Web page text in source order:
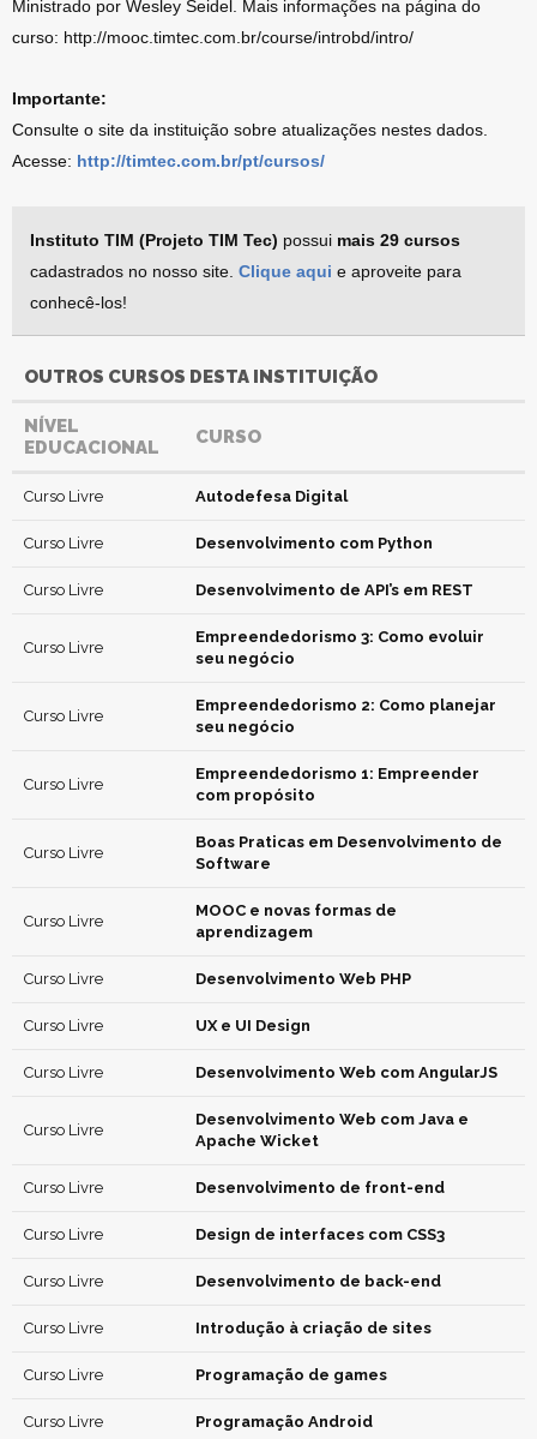
Ministrado por Wesley Seidel. Mais informações na página do
curso: http://mooc.timtec.com.br/course/introbd/intro/
Importante:
Consulte o site da instituição sobre atualizações nestes dados.
Acesse: http://timtec.com.br/pt/cursos/
Instituto TIM (Projeto TIM Tec) possui mais 29 cursos
cadastrados no nosso site. Clique aqui e aproveite para
conhecê-los!
OUTROS CURSOS DESTA INSTITUIÇÃO
NÍVEL
EDUCACIONAL
CURSO
Curso Livre Autodefesa Digital
Curso Livre Desenvolvimento com Python
Curso Livre Desenvolvimento de API’s em REST
Curso Livre
Empreendedorismo 3: Como evoluir
seu negócio
Curso Livre
Empreendedorismo 2: Como planejar
seu negócio
Curso Livre
Empreendedorismo 1: Empreender
com propósito
Curso Livre
Boas Praticas em Desenvolvimento de
Software
Curso Livre
MOOC e novas formas de
aprendizagem
Curso Livre Desenvolvimento Web PHP
Curso Livre UX e UI Design
Curso Livre Desenvolvimento Web com AngularJS
Curso Livre
Desenvolvimento Web com Java e
Apache Wicket
Curso Livre Desenvolvimento de front-end
Curso Livre Design de interfaces com CSS3
Curso Livre Desenvolvimento de back-end
Curso Livre Introdução à criação de sites
Curso Livre Programação de games
Curso Livre Programação Android